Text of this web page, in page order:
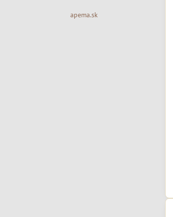
apema.sk